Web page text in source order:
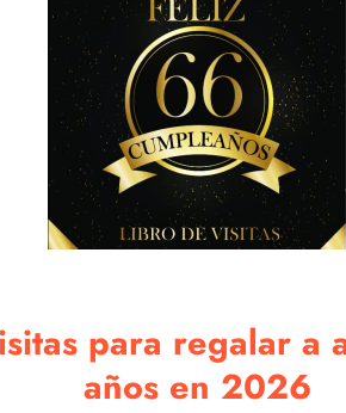
para regalar a
años en 2026